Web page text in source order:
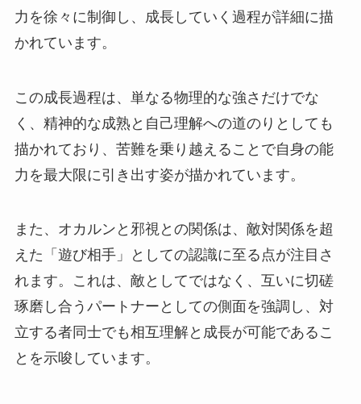
力を徐々に制御し、成長していく過程が詳細に描
かれています。
この成長過程は、単なる物理的な強さだけでな
く、精神的な成熟と自己理解への道のりとしても
描かれており、苦難を乗り越えることで自身の能
力を最大限に引き出す姿が描かれています。
また、オカルンと邪視との関係は、敵対関係を超
えた「遊び相手」としての認識に至る点が注目さ
れます。これは、敵としてではなく、互いに切磋
琢磨し合うパートナーとしての側面を強調し、対
立する者同士でも相互理解と成長が可能であるこ
とを示唆しています。